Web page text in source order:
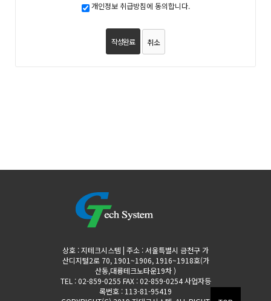
개인정보 취급방침에 동의합니다.
취소
상호 : 지테크시스템 | 주소 : 서울특별시 금천구 가
산디지털2로 70, 1901~1906, 1916~1918호(가
산동,대륭테크노타운19차 )
TEL : 02-859-0255 FAX : 02-859-0254 사업자등
록번호 : 113-81-95419